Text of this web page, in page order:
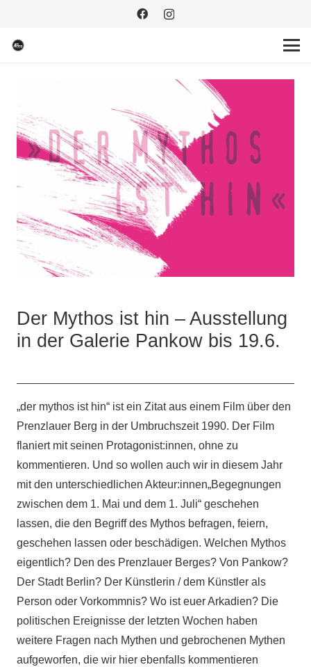
Der Mythos ist hin – Ausstellung
in der Galerie Pankow bis 19.6.
„der mythos ist hin“ ist ein Zitat aus einem Film über den
Prenzlauer Berg in der Umbruchszeit 1990. Der Film
flaniert mit seinen Protagonist:innen, ohne zu
kommentieren. Und so wollen auch wir in diesem Jahr
mit den unterschiedlichen Akteur:innen„Begegnungen
zwischen dem 1. Mai und dem 1. Juli“ geschehen
lassen, die den Begriff des Mythos befragen, feiern,
geschehen lassen oder beschädigen. Welchen Mythos
eigentlich? Den des Prenzlauer Berges? Von Pankow?
Der Stadt Berlin? Der Künstlerin / dem Künstler als
Person oder Vorkommnis? Wo ist euer Arkadien? Die
politischen Ereignisse der letzten Wochen haben
weitere Fragen nach Mythen und gebrochenen Mythen
aufgeworfen, die wir hier ebenfalls kommentieren